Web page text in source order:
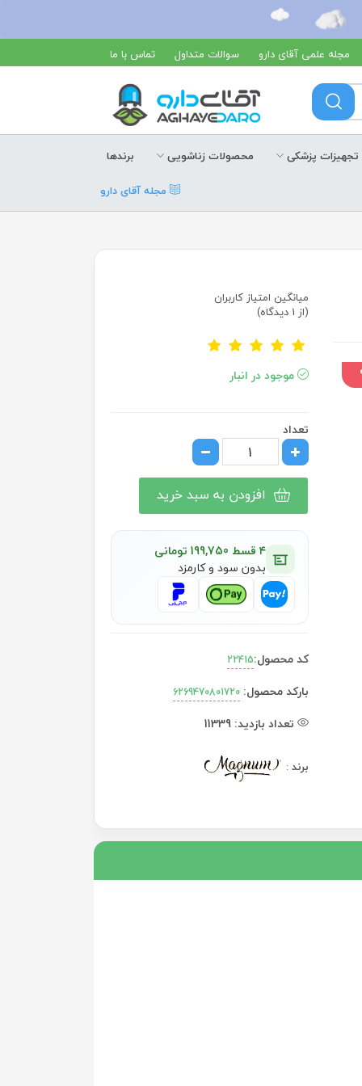
مجله علمی آقای دارو سوالات متداول تماس با ما
تجهیزات پزشکی محصولات زناشویی
برندها
مجله آقای دارو
میانگین امتیاز کاربران
(از 1 دیدگاه)
موجود در انبار
تعداد
افزودن به سبد خرید
۴ قسط 199,750 تومانی
بدون سود و کارمزد
برند:
کد محصول:22415
بارکد محصول:6269470801720
تعداد بازدید:11339